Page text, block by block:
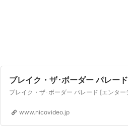
ブレイク・ザ･ボーダー パレード
www.nicovideo.jp